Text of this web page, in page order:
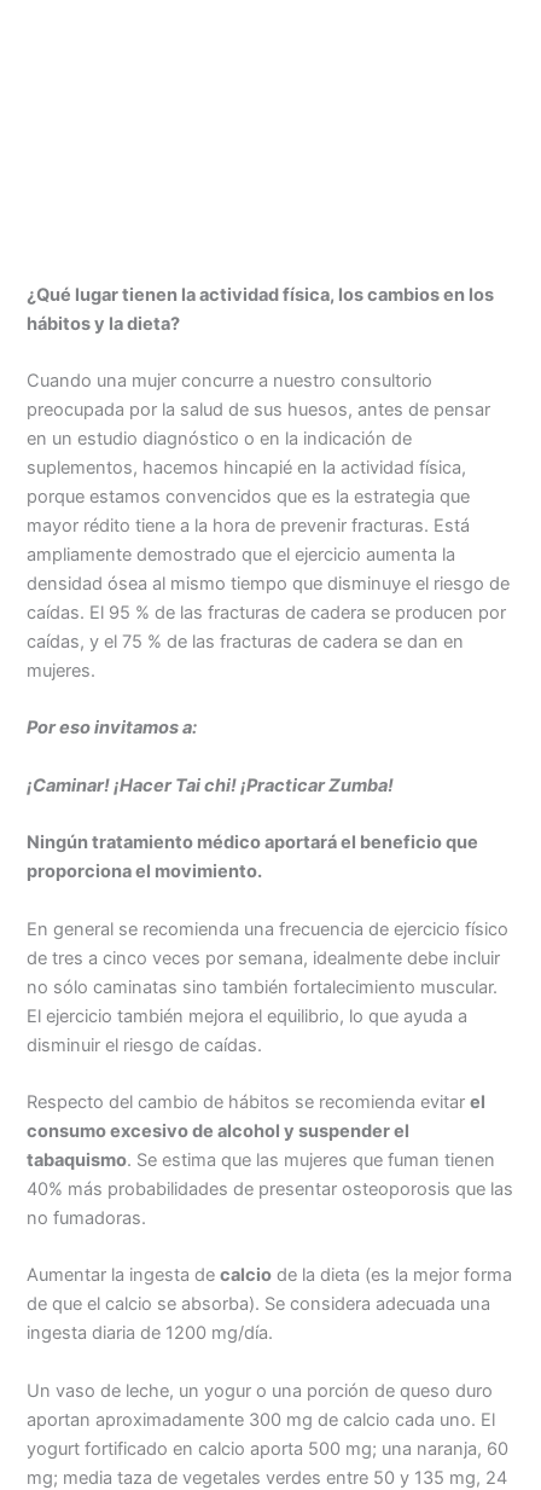
¿Qué lugar tienen la actividad física, los cambios en los
hábitos y la dieta?
Cuando una mujer concurre a nuestro consultorio
preocupada por la salud de sus huesos, antes de pensar
en un estudio diagnóstico o en la indicación de
suplementos, hacemos hincapié en la actividad física,
porque estamos convencidos que es la estrategia que
mayor rédito tiene a la hora de prevenir fracturas. Está
ampliamente demostrado que el ejercicio aumenta la
densidad ósea al mismo tiempo que disminuye el riesgo de
caídas. El 95 % de las fracturas de cadera se producen por
caídas, y el 75 % de las fracturas de cadera se dan en
mujeres.
Por eso invitamos a:
¡Caminar! ¡Hacer Tai chi! ¡Practicar Zumba!
Ningún tratamiento médico aportará el beneficio que
proporciona el movimiento.
En general se recomienda una frecuencia de ejercicio físico
de tres a cinco veces por semana, idealmente debe incluir
no sólo caminatas sino también fortalecimiento muscular.
El ejercicio también mejora el equilibrio, lo que ayuda a
disminuir el riesgo de caídas.
Respecto del cambio de hábitos se recomienda evitarel
consumo excesivo de alcohol y suspender el
tabaquismo. Se estima que las mujeres que fuman tienen
40% más probabilidades de presentar osteoporosis que las
no fumadoras.
Aumentar la ingesta decalcio de la dieta (es la mejor forma
de que el calcio se absorba). Se considera adecuada una
ingesta diaria de 1200 mg/día.
Un vaso de leche, un yogur o una porción de queso duro
aportan aproximadamente 300 mg de calcio cada uno. El
yogurt fortificado en calcio aporta 500 mg; una naranja, 60
mg; media taza de vegetales verdes entre 50 y 135 mg, 24